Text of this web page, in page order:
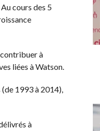
cours des 5
à
liées à Watson.
1993 à 2014),
à